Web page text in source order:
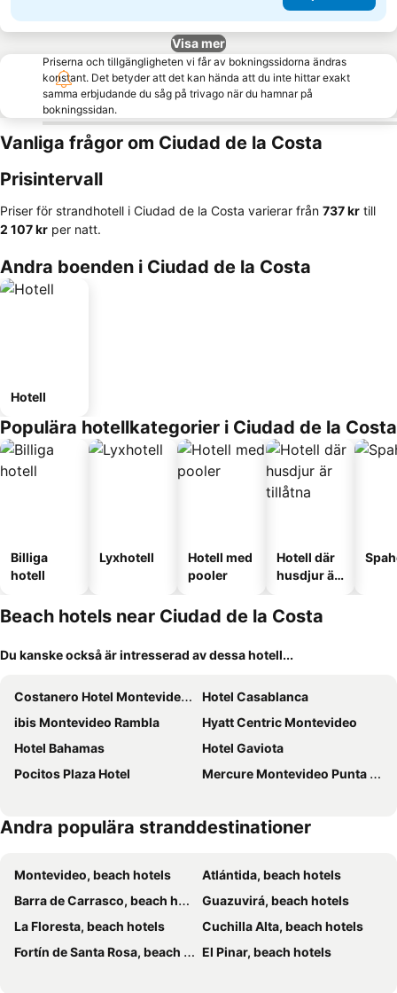
Visa mer
Priserna och tillgängligheten vi får av bokningssidorna ändras
konstant. Det betyder att det kan hända att du inte hittar exakt
samma erbjudande du såg på trivago när du hamnar på
bokningssidan.
Vanliga frågor om Ciudad de la Costa
Prisintervall
Priser för strandhotell i Ciudad de la Costa varierar från ‎737 kr till
‎2 107 kr per natt.
Andra boenden i Ciudad de la Costa
Hotell
Populära hotellkategorier i Ciudad de la Costa
Billiga
hotell
Lyxhotell
Hotell med
pooler
Hotell där
husdjur är
Beach hotels near Ciudad de la Costa
Du kanske också är intresserad av dessa hotell...
Costanero Hotel Montevideo - MGallery Collection
Hotel Casablanca
ibis Montevideo Rambla
Hyatt Centric Montevideo
Hotel Bahamas
Hotel Gaviota
Pocitos Plaza Hotel
Mercure Montevideo Punta Carretas
Andra populära stranddestinationer
Montevideo, beach hotels
Atlántida, beach hotels
Barra de Carrasco, beach hotels
Guazuvirá, beach hotels
La Floresta, beach hotels
Cuchilla Alta, beach hotels
Fortín de Santa Rosa, beach hotels
El Pinar, beach hotels